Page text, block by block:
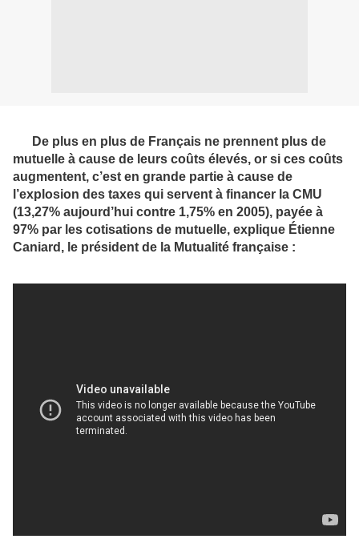
De plus en plus de Français ne prennent plus de
mutuelle à cause de leurs coûts élevés, or si ces coûts
augmentent, c’est en grande partie à cause de
l’explosion des taxes qui servent à financer la CMU
(13,27% aujourd’hui contre 1,75% en 2005), payée à
97% par les cotisations de mutuelle, explique Étienne
Caniard, le président de la Mutualité française :